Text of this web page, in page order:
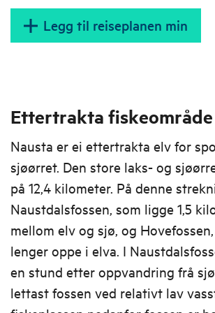
Legg til reiseplanen min
Ettertrakta fiskeområde
Nausta er ei ettertrakta elv for
sjøørret. Den store laks- og
på 12,4 kilometer. På denne
Naustdalsfossen, som ligge 1,5
mellom elv og sjø, og
lenger oppe i elva. I
en stund etter oppvandring frå
lettast fossen ved relativt lav